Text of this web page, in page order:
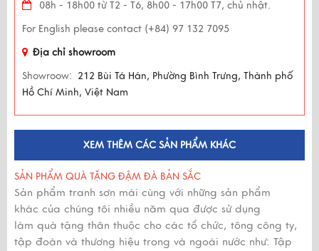
08h - 18h00 từ T2 - T6, 8h00 - 17h00 T7, chủ nhật.
For English please contact (+84) 97 132 7095
Địa chỉ showroom
Showroow: 212 Bùi Tá Hán, Phường Bình Trưng, Thành phố
Hồ Chí Minh, Việt Nam
XEM THÊM CÁC SẢN PHẨM KHÁC
SẢN PHẨM QUÀ TẶNG ĐẬM ĐÀ BẢN SẮC
Sản phẩm tranh sơn mài cùng với những sản phẩm
khác của chúng tôi nhiều năm qua được sử dụng
làm quà tặng thân thuộc cho các tổ chức, tông công ty,
tập đoàn và thương hiệu trong và ngoài nước như: Tập